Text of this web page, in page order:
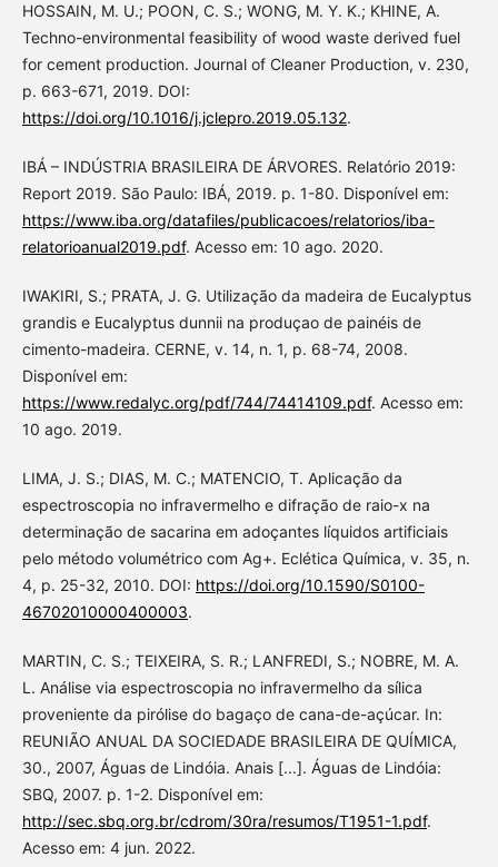
HOSSAIN, M. U.; POON, C. S.; WONG, M. Y. K.; KHINE, A.
Techno-environmental feasibility of wood waste derived fuel
for cement production. Journal of Cleaner Production, v. 230,
p. 663-671, 2019. DOI:
https://doi.org/10.1016/j.jclepro.2019.05.132.
IBÁ – INDÚSTRIA BRASILEIRA DE ÁRVORES. Relatório 2019:
Report 2019. São Paulo: IBÁ, 2019. p. 1-80. Disponível em:
https://www.iba.org/datafiles/publicacoes/relatorios/iba-
relatorioanual2019.pdf. Acesso em: 10 ago. 2020.
IWAKIRI, S.; PRATA, J. G. Utilização da madeira de Eucalyptus
grandis e Eucalyptus dunnii na produçao de painéis de
cimento-madeira. CERNE, v. 14, n. 1, p. 68-74, 2008.
Disponível em:
https://www.redalyc.org/pdf/744/74414109.pdf. Acesso em:
10 ago. 2019.
LIMA, J. S.; DIAS, M. C.; MATENCIO, T. Aplicação da
espectroscopia no infravermelho e difração de raio-x na
determinação de sacarina em adoçantes líquidos artificiais
pelo método volumétrico com Ag+. Eclética Química, v. 35, n.
4, p. 25-32, 2010. DOI: https://doi.org/10.1590/S0100-
46702010000400003.
MARTIN, C. S.; TEIXEIRA, S. R.; LANFREDI, S.; NOBRE, M. A.
L. Análise via espectroscopia no infravermelho da sílica
proveniente da pirólise do bagaço de cana-de-açúcar. In:
REUNIÃO ANUAL DA SOCIEDADE BRASILEIRA DE QUÍMICA,
30., 2007, Águas de Lindóia. Anais [...]. Águas de Lindóia:
SBQ, 2007. p. 1-2. Disponível em:
http://sec.sbq.org.br/cdrom/30ra/resumos/T1951-1.pdf.
Acesso em: 4 jun. 2022.